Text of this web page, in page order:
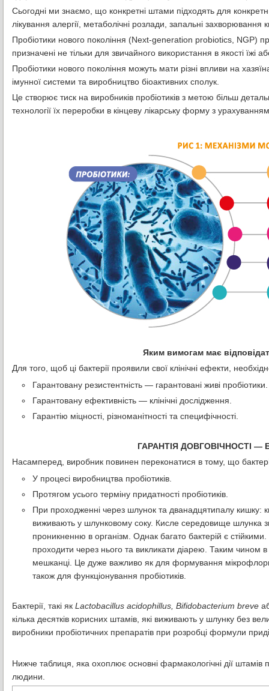
Сьогодні ми знаємо, що конкретні штами підходять для
лікування алергії, метаболічні розлади, запальні
Пробіотики нового покоління (Next-generation probiotics, NGP)
призначені не тільки для звичайного використання в якості їжі
Пробіотики нового покоління можуть мати різні впливи на
імунної системи та виробництво біоактивних сполук.
Це створює тиск на виробників пробіотиків з метою більш
технології їх переробки в кінцеву лікарську форму з
Яким вимогам має
Для того, щоб ці бактерії проявили свої клінічні ефекти,
Гарантовану резистентність — гарантовані живі пробіотики.
Гарантовану ефективність — клінічні дослідження.
Гарантію міцності, різноманітності та специфічності.
ГАРАНТІЯ ДОВГОВІЧНОСТІ
Насамперед, виробник повинен переконатися в тому, що
У процесі виробництва пробіотиків.
Протягом усього терміну придатності пробіотиків.
При проходженні через шлунок та дванадцятипалу кишку:
виживають у шлунковому соку. Кисле середовище шлунка
проникненню в організм. Однак багато бактерій є
проходити через нього та викликати діарею. Таким чином
мешканці. Це дуже важливо як для формування
також для функціонування пробіотиків.
Бактерії, такі як Lactobacillus acidophillus, Bifidobacterium breve
кілька десятків корисних штамів, які виживають у шлунку без
виробники пробіотичних препаратів при розробці формули
Нижче таблиця, яка охоплює основні фармакологічні дії штамів
людини.